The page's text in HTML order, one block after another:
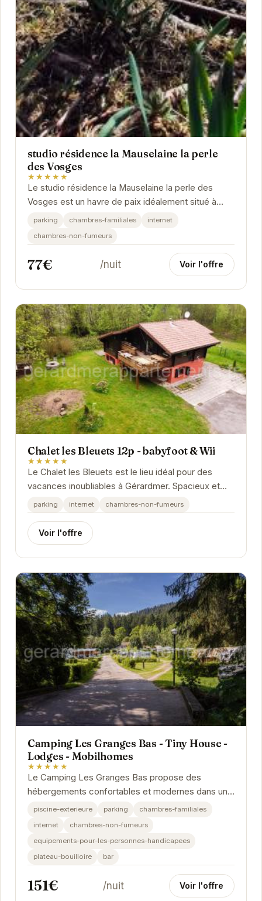
studio résidence la Mauselaine la perle
des Vosges
★★★★★
Le studio résidence la Mauselaine la perle des
Vosges est un havre de paix idéalement situé à
Gérardmer. Profitez d'un séjour relaxant dans un...
parking chambres-familiales
internet
chambres-non-fumeurs
77€ /nuit Voir l'offre
Chalet les Bleuets 12p - babyfoot & Wii
★★★★★
Le Chalet les Bleuets est le lieu idéal pour des
vacances inoubliables à Gérardmer. Spacieux et
confortable, il peut accueillir jusqu'à 12...
parking internet chambres-non-fumeurs
Voir l'offre
Camping Les Granges Bas - Tiny House -
Lodges - Mobilhomes
★★★★★
Le Camping Les Granges Bas propose des
hébergements confortables et modernes dans un
cadre naturel exceptionnel. Que vous choisissiez
piscine-exterieure parking
chambres-familiales
internet
chambres-non-fumeurs
equipements-pour-les-personnes-handicapees
plateau-bouilloire
bar
151€ /nuit Voir l'offre